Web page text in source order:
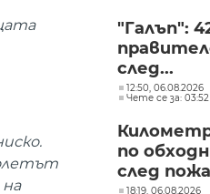
"Галъп":
след...
12:50, 06.08.2026
Чете се за:
по
след
18:19, 06.08.2026